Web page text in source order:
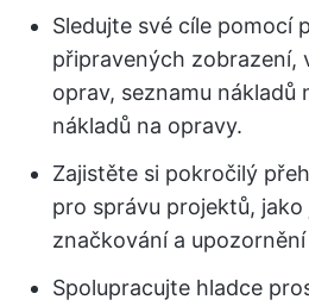
Sledujte své cíle pomocí
připravených zobrazení,
oprav, seznamu nákladů
nákladů na opravy.
Zajistěte si pokročilý
pro správu projektů, jako
značkování a
Spolupracujte hladce